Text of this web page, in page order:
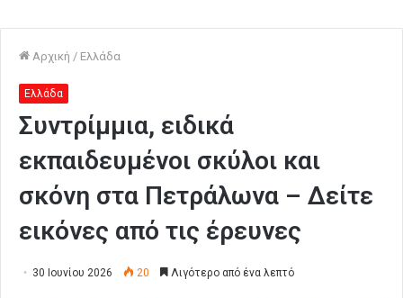
Αρχική / Ελλάδα
Ελλάδα
Συντρίμμια, ειδικά
εκπαιδευμένοι σκύλοι και
σκόνη στα Πετράλωνα – Δείτε
εικόνες από τις έρευνες
30 Ιουνίου 2026 20 Λιγότερο από ένα λεπτό